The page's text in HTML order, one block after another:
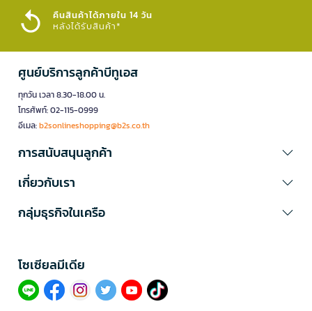
คืนสินค้าได้ภายใน 14 วัน
หลังได้รับสินค้า*
ศูนย์บริการลูกค้าบีทูเอส
ทุกวัน เวลา 8.30-18.00 น.
โทรศัพท์: 02-115-0999
อีเมล:b2sonlineshopping@b2s.co.th
การสนับสนุนลูกค้า
เกี่ยวกับเรา
กลุ่มธุรกิจในเครือ
โซเซียลมีเดีย​